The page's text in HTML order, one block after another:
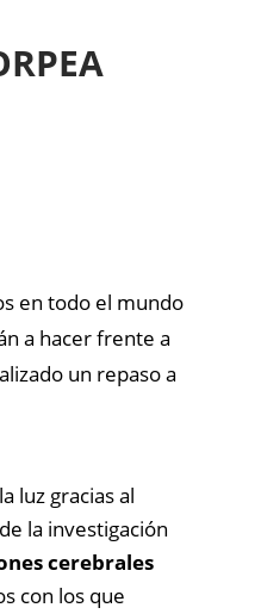
en todo el mundo
a hacer frente a
un repaso a
luz gracias al
la investigación
cerebrales
con los que